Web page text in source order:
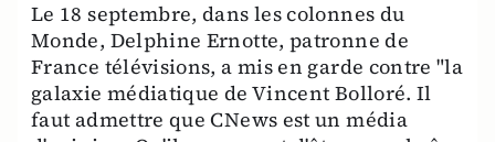
Le 18 septembre, dans les colonnes du
Monde, Delphine Ernotte, patronne de
France télévisions, a mis en garde contre "la
galaxie médiatique de Vincent Bolloré. Il
faut admettre que CNews est un média